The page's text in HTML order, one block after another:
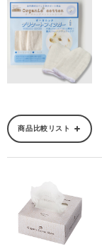
商品比較リスト